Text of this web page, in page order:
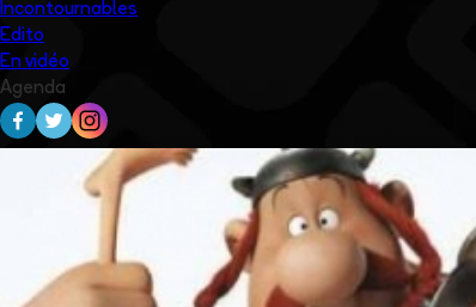
Incontournables
Edito
En vidéo
Agenda